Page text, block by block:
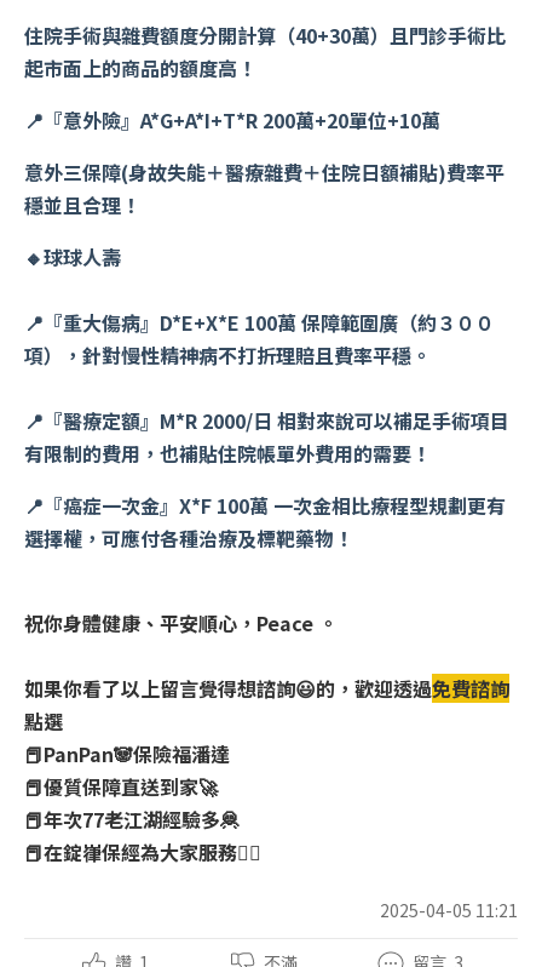
住院手術與雜費額度分開計算（40+30萬）且門診手術比
起市面上的商品的額度高！
📍『意外險』A*G+A*I+T*R 200萬+20單位+10萬
意外三保障(身故失能＋醫療雜費＋住院日額補貼)費率平
穩並且合理！
🔸球球人壽
📍『重大傷病』D*E+X*E 100萬 保障範圍廣（約３００
項），針對慢性精神病不打折理賠且費率平穩。
📍『醫療定額』M*R 2000/日 相對來說可以補足手術項目
有限制的費用，也補貼住院帳單外費用的需要！
📍『癌症一次金』X*F 100萬 一次金相比療程型規劃更有
選擇權，可應付各種治療及標靶藥物！
祝你身體健康、平安順心，Peace 。
如果你看了以上留言覺得想諮詢😃的， 歡迎透過免費諮詢
點選
📕PanPan🐼保險福潘達
📕優質保障直送到家🚀
📕年次77老江湖經驗多🦧
📕在錠嵂保經為大家服務🧑‍⚖️
2025-04-05 11:21